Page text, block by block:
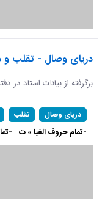
دریای وصال - تقلب و
برگرفته از بیانات استاد در
دریای وصال تقلب
-تمام حروف الفبا » ت -